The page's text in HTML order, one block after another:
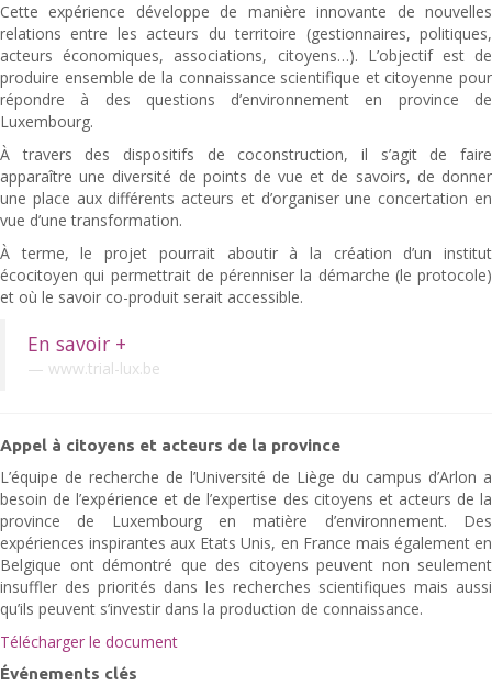
Cette expérience développe de manière innovante de nouvelles
relations entre les acteurs du territoire (gestionnaires, politiques,
acteurs économiques, associations, citoyens…). L’objectif est de
produire ensemble de la connaissance scientifique et citoyenne pour
répondre à des questions d’environnement en province de
Luxembourg.
À travers des dispositifs de coconstruction, il s’agit de faire
apparaître une diversité de points de vue et de savoirs, de donner
une place aux différents acteurs et d’organiser une concertation en
vue d’une transformation.
À terme, le projet pourrait aboutir à la création d’un institut
écocitoyen qui permettrait de pérenniser la démarche (le protocole)
et où le savoir co-produit serait accessible.
En savoir +
www.trial-lux.be
Appel à citoyens et acteurs de la province
L’équipe de recherche de l’Université de Liège du campus d’Arlon a
besoin de l’expérience et de l’expertise des citoyens et acteurs de la
province de Luxembourg en matière d’environnement. Des
expériences inspirantes aux Etats Unis, en France mais également en
Belgique ont démontré que des citoyens peuvent non seulement
insuffler des priorités dans les recherches scientifiques mais aussi
qu’ils peuvent s’investir dans la production de connaissance.
Télécharger le document
Événements clés